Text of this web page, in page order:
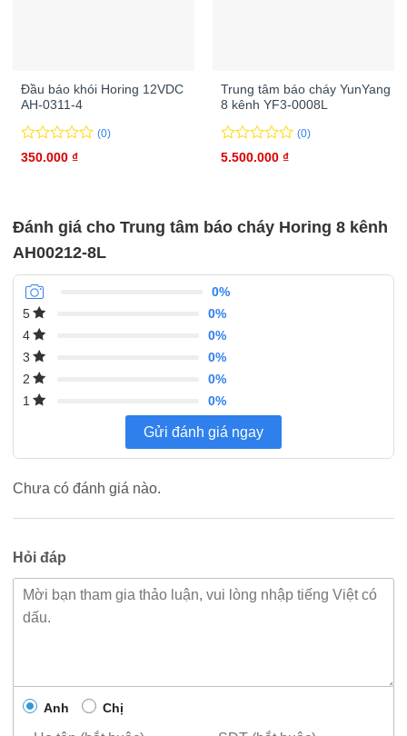
Đầu báo khói Horing 12VDC
AH-0311-4
0
0
(0)
350.000₫
Trung tâm báo cháy YunYang
8 kênh YF3-0008L
0
0
(0)
5.500.000₫
Đánh giá cho Trung tâm báo cháy Horing 8 kênh
AH00212-8L
0%
5
0%
4
0%
3
0%
2
0%
1
0%
Gửi đánh giá ngay
Chưa có đánh giá nào.
Hỏi đáp
Anh Chị